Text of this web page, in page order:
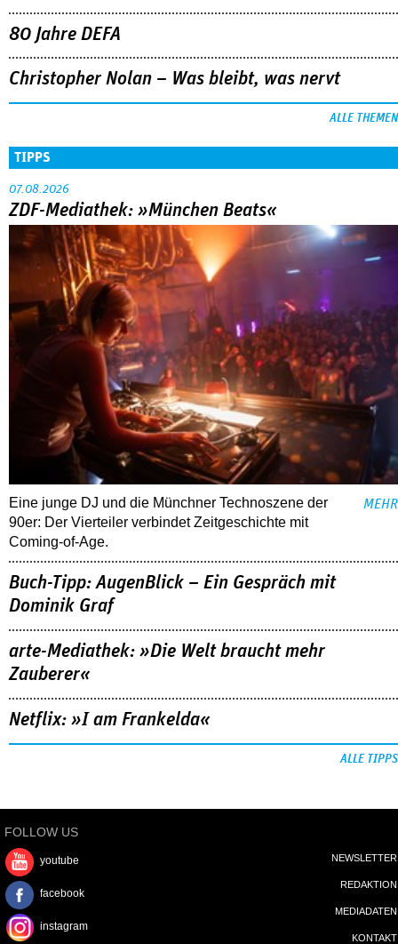
80 Jahre DEFA
Christopher Nolan – Was bleibt, was nervt
ALLE THEMEN
TIPPS
07.08.2026
ZDF-Mediathek: »München Beats«
Eine junge DJ und die Münchner Technoszene der
90er: Der Vierteiler verbindet Zeitgeschichte mit
Coming-of-Age.
MEHR
Buch-Tipp: AugenBlick – Ein Gespräch mit
Dominik Graf
arte-Mediathek: »Die Welt braucht mehr
Zauberer«
Netflix: »I am Frankelda«
ALLE TIPPS
FOLLOW US
youtube
facebook
instagram
NEWSLETTER
REDAKTION
MEDIADATEN
KONTAKT